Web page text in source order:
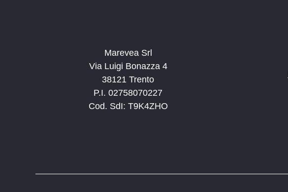
Marevea Srl
Via Luigi Bonazza 4
38121 Trento
P.I. 02758070227
Cod. SdI: T9K4ZHO